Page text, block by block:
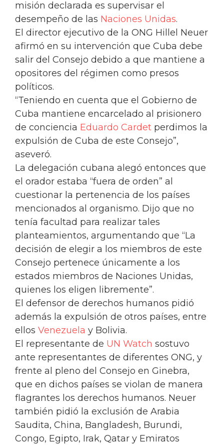
misión declarada es supervisar el
desempeño de las Naciones Unidas.
El director ejecutivo de la ONG Hillel Neuer
afirmó en su intervención que Cuba debe
salir del Consejo debido a que mantiene a
opositores del régimen como presos
políticos.
“Teniendo en cuenta que el Gobierno de
Cuba mantiene encarcelado al prisionero
de conciencia Eduardo Cardet perdimos la
expulsión de Cuba de este Consejo”,
aseveró.
La delegación cubana alegó entonces que
el orador estaba “fuera de orden” al
cuestionar la pertenencia de los países
mencionados al organismo. Dijo que no
tenía facultad para realizar tales
planteamientos, argumentando que “La
decisión de elegir a los miembros de este
Consejo pertenece únicamente a los
estados miembros de Naciones Unidas,
quienes los eligen libremente”.
El defensor de derechos humanos pidió
además la expulsión de otros países, entre
ellos Venezuela y Bolivia.
El representante de UN Watch sostuvo
ante representantes de diferentes ONG, y
frente al pleno del Consejo en Ginebra,
que en dichos países se violan de manera
flagrantes los derechos humanos. Neuer
también pidió la exclusión de Arabia
Saudita, China, Bangladesh, Burundi,
Congo, Egipto, Irak, Qatar y Emiratos